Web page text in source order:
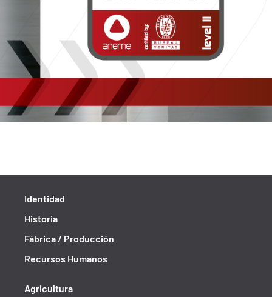
Identidad
Historia
Fábrica / Producción
Recursos Humanos
Agricultura